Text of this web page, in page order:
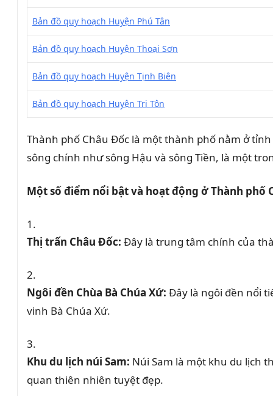
Bản đồ quy hoạch Huyện Phú Tân
Bản đồ quy hoạch Huyện Thoại Sơn
Bản đồ quy hoạch Huyện Tịnh Biên
Bản đồ quy hoạch Huyện Tri Tôn
Thành phố Châu Đốc là một thành phố nằm ở
sông chính như sông Hậu và sông Tiền, là một
Một số điểm nổi bật và hoạt động ở Thành phố
Thị trấn Châu Đốc: Đây là trung tâm chính của
Ngôi đền Chùa Bà Chúa Xứ: Đây là ngôi đền nổi
vinh Bà Chúa Xứ.
Khu du lịch núi Sam: Núi Sam là một khu du lịch
quan thiên nhiên tuyệt đẹp.